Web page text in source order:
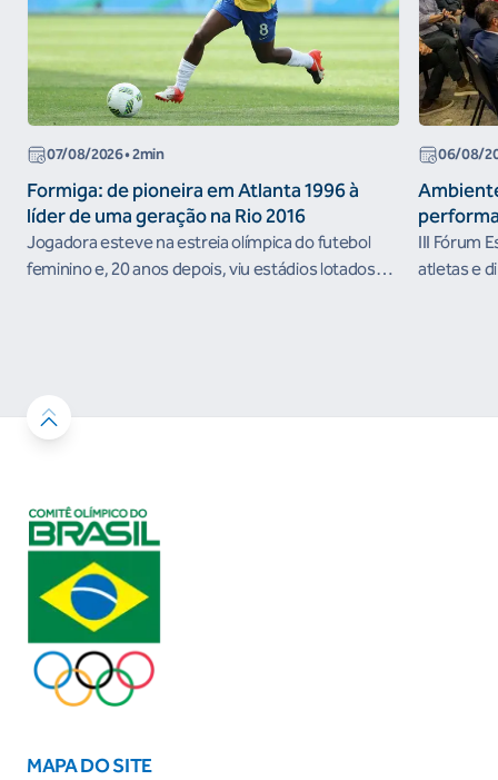
07/08/2026• 2min
Formiga: de pioneira em Atlanta 1996 à
líder de uma geração na Rio 2016
Jogadora esteve na estreia olímpica do futebol
feminino e, 20 anos depois, viu estádios lotados
06/08/
III Fórum
atletas e
MAPA DO SITE